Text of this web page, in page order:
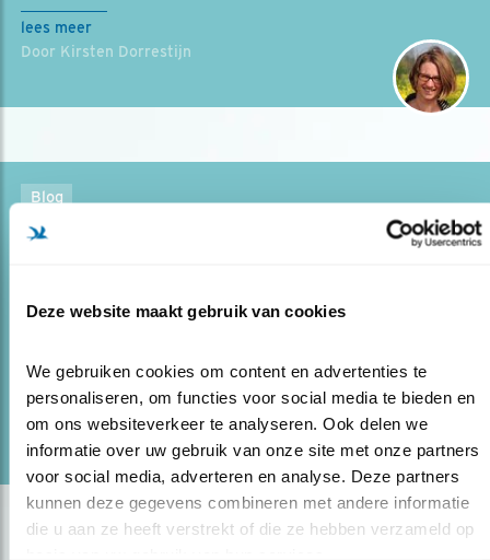
Deze website maakt gebruik van cookies
We gebruiken cookies om content en advertenties te
personaliseren, om functies voor social media te bieden en
om ons websiteverkeer te analyseren. Ook delen we
informatie over uw gebruik van onze site met onze partners
voor social media, adverteren en analyse. Deze partners
kunnen deze gegevens combineren met andere informatie
die u aan ze heeft verstrekt of die ze hebben verzameld op
lees meer
Door Kirsten Dorrestijn
Blog
MET DEZE 7 VOGELS GAAT HET GEWOON
die het supergoed doen.
lees meer
Door Jeanet van Zoelen